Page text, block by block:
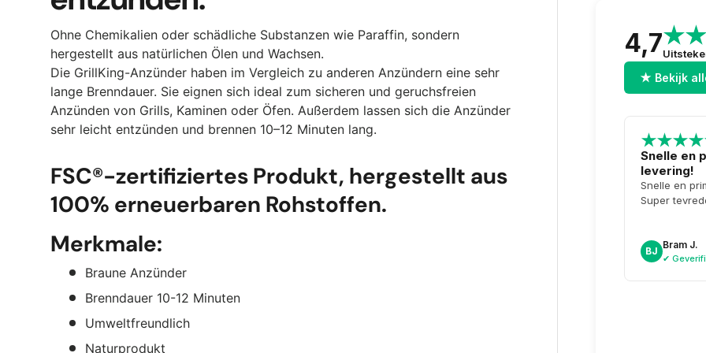
4,7
★ Bekijk
Snelle en
levering!
Snelle en
Super
BJ
Bram J.
✔
Ohne Chemikalien oder schädliche Substanzen wie Paraffin, sondern
hergestellt aus natürlichen Ölen und Wachsen.
Die GrillKing-Anzünder haben im Vergleich zu anderen Anzündern eine sehr
lange Brenndauer. Sie eignen sich ideal zum sicheren und geruchsfreien
Anzünden von Grills, Kaminen oder Öfen. Außerdem lassen sich die Anzünder
sehr leicht entzünden und brennen 10–12 Minuten lang.
FSC®-zertifiziertes Produkt, hergestellt aus
100% erneuerbaren Rohstoffen.
Merkmale:
Braune Anzünder
Brenndauer 10-12 Minuten
Umweltfreundlich
Naturprodukt